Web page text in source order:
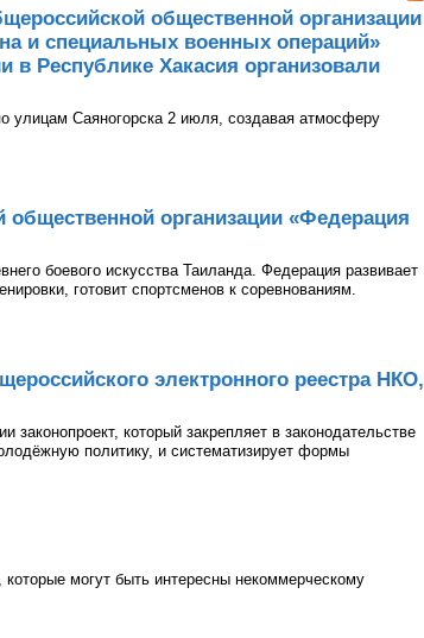
общественной организации
и специальных военных операций»
в Республике Хакасия организовали
улицам Саяногорска 2 июля, создавая атмосферу
общественной организации «Федерация
боевого искусства Таиланда. Федерация развивает
готовит спортсменов к соревнованиям.
электронного реестра НКО,
который закрепляет в законодательстве
политику, и систематизирует формы
могут быть интересны некоммерческому